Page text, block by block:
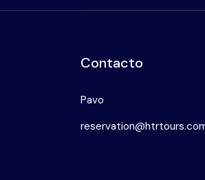
Contacto
Pavo